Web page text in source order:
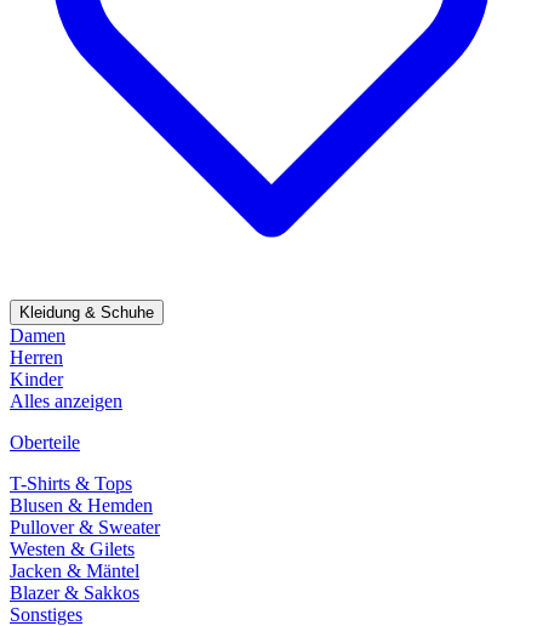
Kleidung & Schuhe
Damen
Herren
Kinder
Alles anzeigen
Oberteile
T-Shirts & Tops
Blusen & Hemden
Pullover & Sweater
Westen & Gilets
Jacken & Mäntel
Blazer & Sakkos
Sonstiges